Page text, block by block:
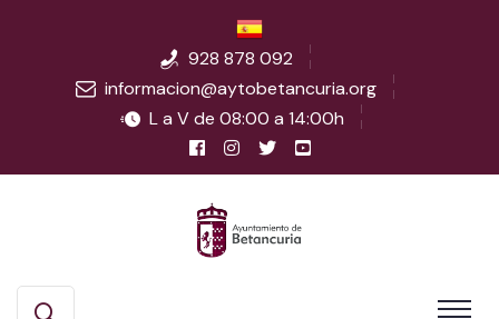
928 878 092
informacion@aytobetancuria.org
L a V de 08:00 a 14:00h